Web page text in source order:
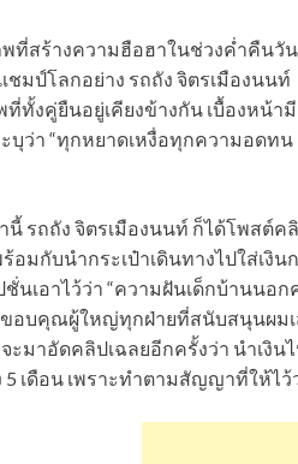
ที่สร้างความฮือฮาในช่วงค่ำคืนวั
มป์โลกอย่าง รถถัง จิตรเมืองนนท์
ทั้งคู่ยืนอยู่เคียงข้างกัน เบื้องหน้า
บุว่า “ทุกหยาดเหงื่อทุกความอดท
รถถัง จิตรเมืองนนท์ ก็ได้โพสต์ค
อมกับนำกระเป๋าเดินทางไปใส่เงิน
นเอาไว้ว่า “ความฝันเด็กบ้านนอ
อบคุณผู้ใหญ่ทุกฝ่ายที่สนับสนุนผมเ
ะมาอัดคลิปเฉลยอีกครั้งว่า นำเงิ
5 เดือน เพราะทำตามสัญญาที่ให้ไ